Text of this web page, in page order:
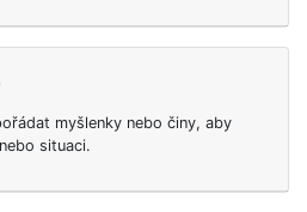
myšlenky nebo činy, aby
situaci.